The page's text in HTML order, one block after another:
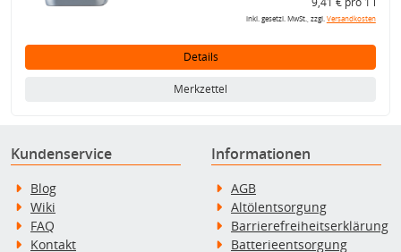
inkl. gesetzl. MwSt., zzgl.Versandkosten
Details
Merkzettel
Kundenservice
Blog
Wiki
FAQ
Kontakt
Informationen
AGB
Altölentsorgung
Barrierefreiheitserklärung
Batterieentsorgung